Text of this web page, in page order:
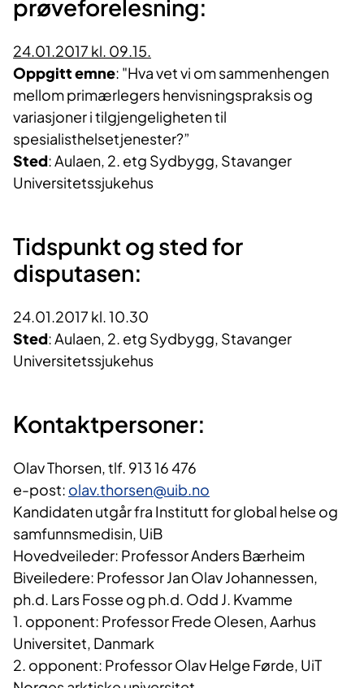
prøveforelesning:
24.01.2017 kl. 09.15.
Oppgitt emne: "Hva vet vi om sammenhengen
mellom primærlegers henvisningspraksis og
variasjoner i tilgjengeligheten til
spesialisthelsetjenester?”
Sted: Aulaen, 2. etg Sydbygg, Stavanger
Universitetssjukehus
Tidspunkt og sted for
disputasen:
24.01.2017 kl. 10.30
Sted: Aulaen, 2. etg Sydbygg, Stavanger
Universitetssjukehus
Kontaktpersoner:
Olav Thorsen, tlf. 913 16 476
e-post: olav.thorsen@uib.no
Kandidaten utgår fra Institutt for global helse og
samfunnsmedisin, UiB
Hovedveileder: Professor Anders Bærheim
Biveiledere: Professor Jan Olav Johannessen,
ph.d. Lars Fosse og ph.d. Odd J. Kvamme
1. opponent: Professor Frede Olesen, Aarhus
Universitet, Danmark
2. opponent: Professor Olav Helge Førde, UiT